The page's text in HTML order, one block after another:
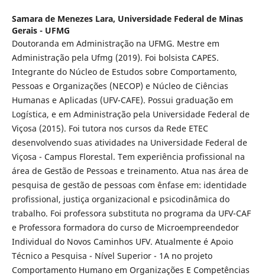
Samara de Menezes Lara, Universidade Federal de Minas
Gerais - UFMG
Doutoranda em Administração na UFMG. Mestre em
Administração pela Ufmg (2019). Foi bolsista CAPES.
Integrante do Núcleo de Estudos sobre Comportamento,
Pessoas e Organizações (NECOP) e Núcleo de Ciências
Humanas e Aplicadas (UFV-CAFE). Possui graduação em
Logística, e em Administração pela Universidade Federal de
Viçosa (2015). Foi tutora nos cursos da Rede ETEC
desenvolvendo suas atividades na Universidade Federal de
Viçosa - Campus Florestal. Tem experiência profissional na
área de Gestão de Pessoas e treinamento. Atua nas área de
pesquisa de gestão de pessoas com ênfase em: identidade
profissional, justiça organizacional e psicodinâmica do
trabalho. Foi professora substituta no programa da UFV-CAF
e Professora formadora do curso de Microempreendedor
Individual do Novos Caminhos UFV. Atualmente é Apoio
Técnico a Pesquisa - Nível Superior - 1A no projeto
Comportamento Humano em Organizações E Competências